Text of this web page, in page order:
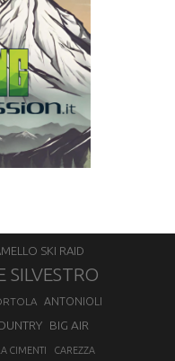
SKI RAID
SILVESTRO
ANTONIOLI
BIG AIR
CIMENTI CAREZZA